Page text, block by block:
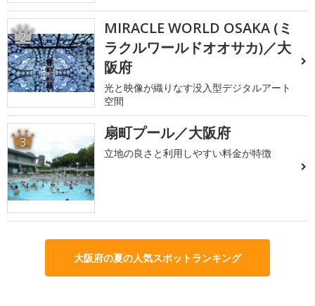
2
MIRACLE WORLD OSAKA (ミ
ラクルワールドオオサカ)／大
阪府
光と映像が織りなす没入型デジタルアート
空間
3 扇町プール／大阪府
立地の良さと利用しやすい料金が特徴
大阪府の夏の人気スポットランキング